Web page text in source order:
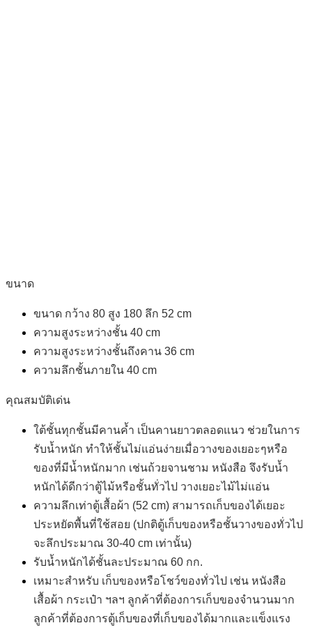
ขนาด
ขนาด กว้าง 80 สูง 180 ลึก 52 cm
ความสูงระหว่างชั้น 40 cm
️ความสูงระหว่างชั้นถึงคาน 36 cm
️ความลึกชั้นภายใน 40 cm
คุณสมบัติเด่น
ใต้ชั้นทุกชั้นมีคานค้ำ เป็นคานยาวตลอดแนว ช่วยในการ
รับน้ำหนัก ทำให้ชั้นไม่แอ่นง่ายเมื่อวางของเยอะๆหรือ
ของที่มีน้ำหนักมาก เช่นถ้วยจานชาม หนังสือ จึงรับน้ำ
หนักได้ดีกว่าตู้ไม้หรือชั้นทั่วไป วางเยอะไม้ไม่แอ่น
ความลึกเท่าตู้เสื้อผ้า (52 cm) สามารถเก็บของได้เยอะ
ประหยัดพื้นที่ใช้สอย (ปกติตู้เก็บของหรือชั้นวางของทั่วไป
จะลึกประมาณ 30-40 cm เท่านั้น)
รับน้ำหนักได้ชั้นละประมาณ 60 กก.
เหมาะสำหรับ เก็บของหรือโชว์ของทั่วไป เช่น หนังสือ
เสื้อผ้า กระเป๋า ฯลฯ ลูกค้าที่ต้องการเก็บของจำนวนมาก
ลูกค้าที่ต้องการตู้เก็บของที่เก็บของได้มากและแข็งแรง